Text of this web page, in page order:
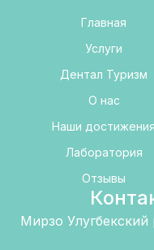
Главная
Услуги
Дентал Туризм
О нас
Наши достижения
Лаборатория
Отзывы
Мирзо